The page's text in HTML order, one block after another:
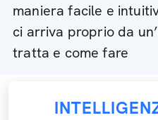
maniera facile e
ci arriva proprio da
tratta e come fare